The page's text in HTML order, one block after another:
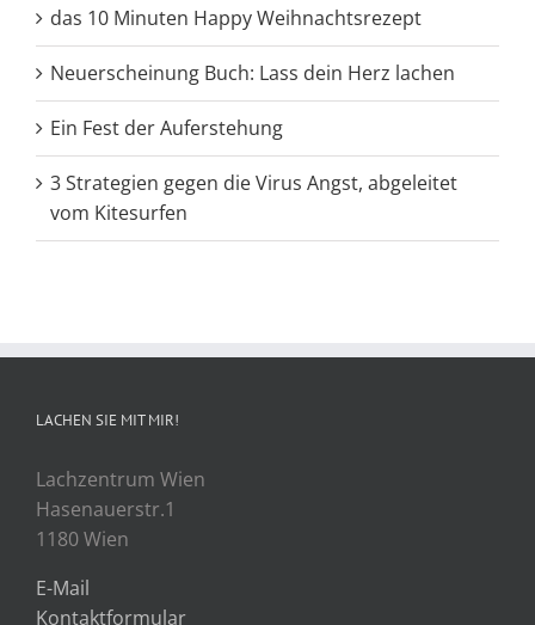
das 10 Minuten Happy Weihnachtsrezept
Neuerscheinung Buch: Lass dein Herz lachen
Ein Fest der Auferstehung
3 Strategien gegen die Virus Angst, abgeleitet
vom Kitesurfen
LACHEN SIE MIT MIR!
Lachzentrum Wien
Hasenauerstr.1
1180 Wien
E-Mail
Kontaktformular